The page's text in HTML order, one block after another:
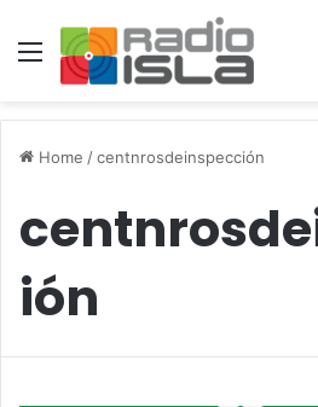
Menu
Home /centnrosdeinspección
ión